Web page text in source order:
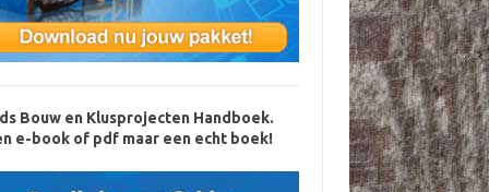
Bouw en Klusprojecten Handboek.
e-book of pdf maar een echt boek!